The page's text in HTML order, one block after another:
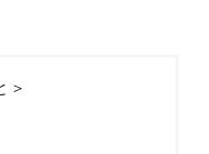
＞